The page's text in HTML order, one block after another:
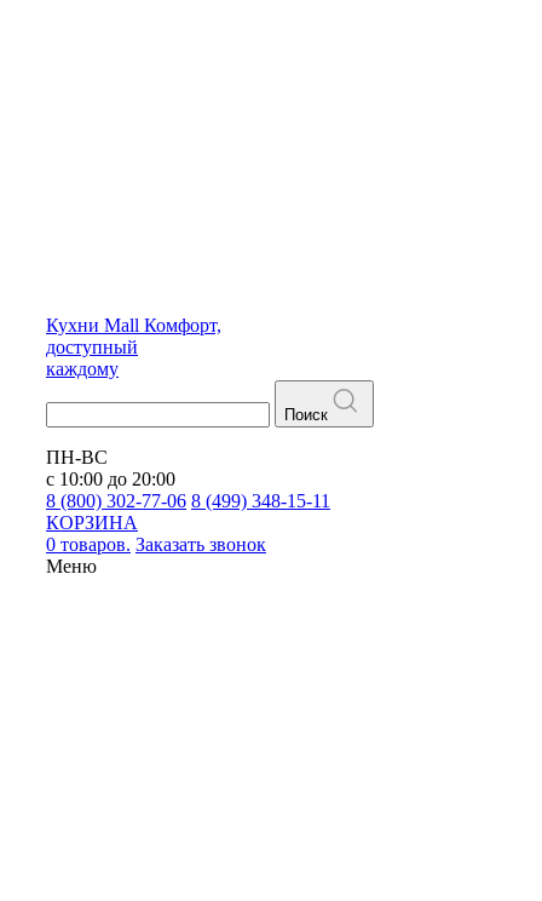
Кухни Mall Комфорт,
доступный
каждому
Поиск
ПН-ВС
с 10:00 до 20:00
8 (800) 302-77-06 8 (499) 348-15-11
КОРЗИНА
0 товаров. Заказать звонок
Меню